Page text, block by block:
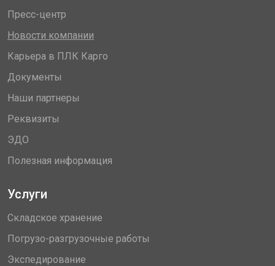
Пресс-центр
Новости компании
Карьера в ПЛК Карго
Документы
Наши партнеры
Реквизиты
ЭДО
Полезная информация
Услуги
Складское хранение
Погрузо-разгрузочные работы
Экспедирование